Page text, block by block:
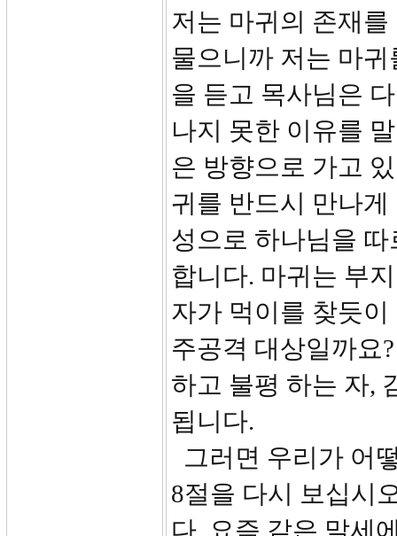
저는 마귀의 존재
물으니까 저는 마
을 듣고 목사님은
나지 못한 이유를
은 방향으로 가고
귀를 반드시 만나
성으로 하나님을
합니다. 마귀는 부
자가 먹이를 찾듯
주공격 대상일까요
하고 불평 하는 자,
됩니다.
그러면 우리가 어
8절을 다시 보십시
다. 요즘 같은 말세